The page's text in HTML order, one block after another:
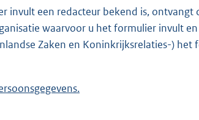
invult een redacteur bekend is,
u het formulier invult en waarvoor de redacteur
Zaken en Koninkrijksrelaties-)
uw persoonsgegevens.